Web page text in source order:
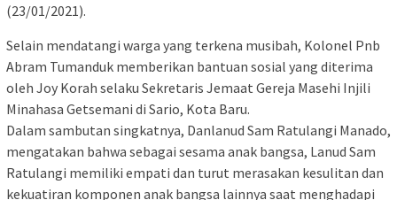
(23/01/2021).
Selain mendatangi warga yang terkena musibah, Kolonel Pnb
Abram Tumanduk memberikan bantuan sosial yang diterima
oleh Joy Korah selaku Sekretaris Jemaat Gereja Masehi Injili
Minahasa Getsemani di Sario, Kota Baru.
Dalam sambutan singkatnya, Danlanud Sam Ratulangi Manado,
mengatakan bahwa sebagai sesama anak bangsa, Lanud Sam
Ratulangi memiliki empati dan turut merasakan kesulitan dan
kekuatiran komponen anak bangsa lainnya saat menghadapi